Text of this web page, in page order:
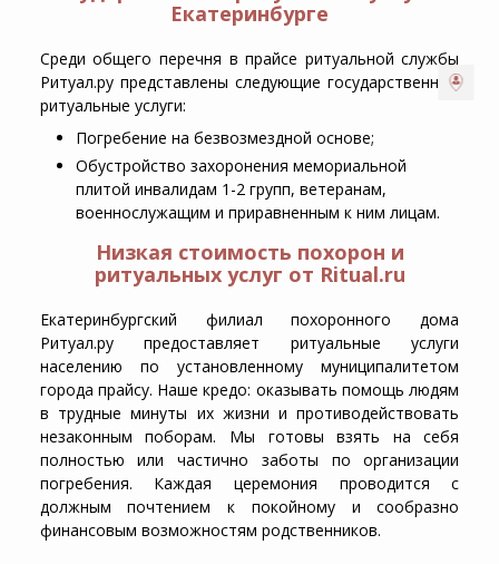
Екатеринбурге
Среди общего перечня в прайсе ритуальной службы
Ритуал.ру представлены следующие государственные
ритуальные услуги:
Погребение на безвозмездной основе;
Обустройство захоронения мемориальной
плитой инвалидам 1-2 групп, ветеранам,
военнослужащим и приравненным к ним лицам.
Низкая стоимость похорон и
ритуальных услуг от Ritual.ru
Екатеринбургский филиал похоронного дома
Ритуал.ру предоставляет ритуальные услуги
населению по установленному муниципалитетом
города прайсу. Наше кредо: оказывать помощь людям
в трудные минуты их жизни и противодействовать
незаконным поборам. Мы готовы взять на себя
полностью или частично заботы по организации
погребения. Каждая церемония проводится с
должным почтением к покойному и сообразно
финансовым возможностям родственников.